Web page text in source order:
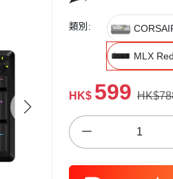
類別:
MLX
HK$ 599